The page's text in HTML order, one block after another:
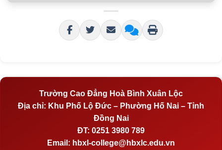
Trường Cao Đẳng Hoà Bình Xuân Lộc
Địa chỉ: Khu Phố Lộ Đức – Phường Hố Nai – Tỉnh
Đồng Nai
ĐT: 0251 3980 789
Email: hbxl-college@hbxlc.edu.vn